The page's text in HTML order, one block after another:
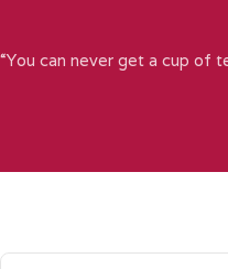
“You can never get a cup of